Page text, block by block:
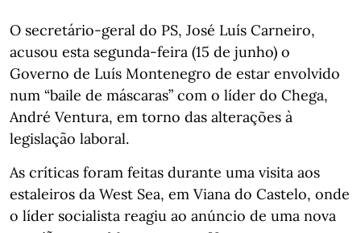
O secretário-geral do PS, José Luís Carneiro,
acusou esta segunda-feira (15 de junho) o
Governo de Luís Montenegro de estar envolvido
num “baile de máscaras” com o líder do Chega,
André Ventura, em torno das alterações à
legislação laboral.
As críticas foram feitas durante uma visita aos
estaleiros da West Sea, em Viana do Castelo, onde
o líder socialista reagiu ao anúncio de uma nova